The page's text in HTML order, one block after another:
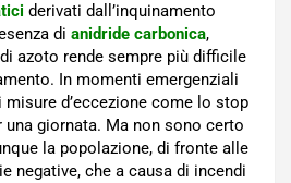
derivati dall’inquinamento
di anidride carbonica,
azoto rende sempre più difficile
In momenti emergenziali
d’eccezione come lo stop
giornata. Ma non sono certo
la popolazione, di fronte alle
negative, che a causa di incendi